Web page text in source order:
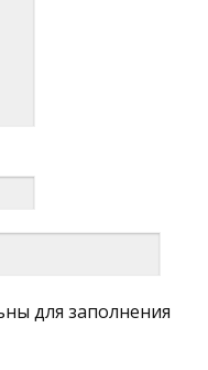
для заполнения